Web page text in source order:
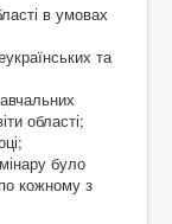
в умовах
та
області;
було
кожному з